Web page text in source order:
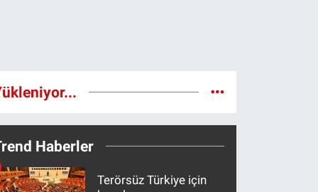
Haberler
Terörsüz Türkiye için